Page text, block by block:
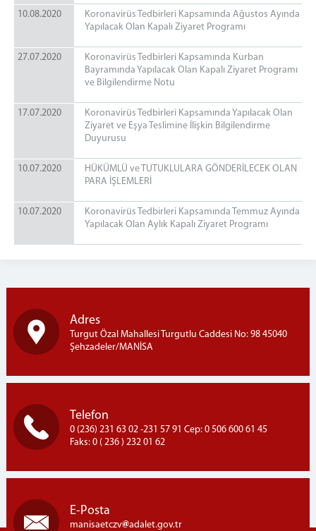
Kapalı Ceza İnfaz Kurumu Aylık Görüş Programı
Açık Ceza İnfaz Kurumu Aylık Görüş Programı
YÖNETMELİK
Ziyaret Yönetmeliği
Uyap Bilişim Sistemleri
Uyap E-Posta
10.08.2020
Koronavirüs Tedbirleri Kapsamında Ağustos Ayında
Yapılacak Olan Kapalı Ziyaret Programı
27.07.2020
Koronavirüs Tedbirleri Kapsamında Kurban
Bayramında Yapılacak Olan Kapalı Ziyaret Programı
ve Bilgilendirme Notu
17.07.2020
Koronavirüs Tedbirleri Kapsamında Yapılacak Olan
Ziyaret ve Eşya Teslimine İlişkin Bilgilendirme
Duyurusu
10.07.2020
HÜKÜMLÜ ve TUTUKLULARA GÖNDERİLECEK OLAN
PARA İŞLEMLERİ
10.07.2020
Koronavirüs Tedbirleri Kapsamında Temmuz Ayında
Yapılacak Olan Aylık Kapalı Ziyaret Programı
Adres
Turgut Özal Mahallesi Turgutlu Caddesi No: 98 45040
Şehzadeler/MANİSA
Telefon
0 (236) 231 63 02 -231 57 91 Cep: 0 506 600 61 45
Faks: 0 ( 236 ) 232 01 62
E-Posta
manisaetczv adalet.gov.tr